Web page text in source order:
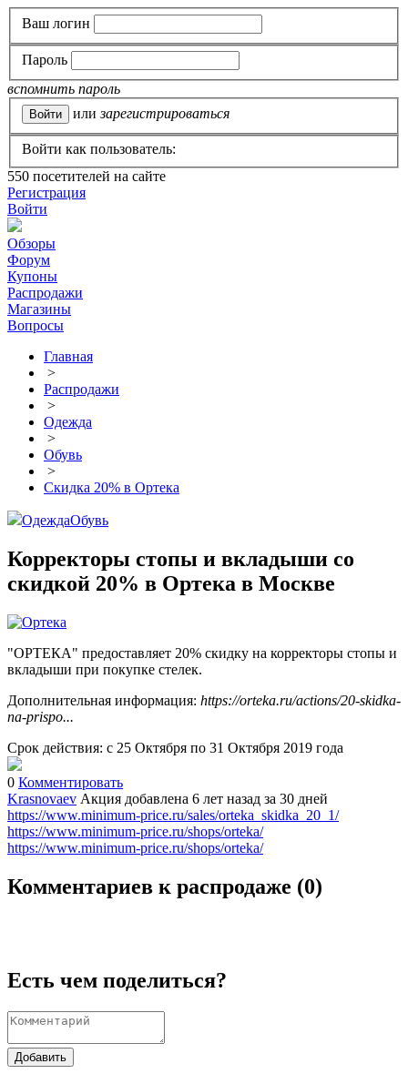
Ваш логин
Пароль
вспомнить пароль
или зарегистрироваться
Войти как пользователь:
550 посетителей на сайте
Регистрация
Войти
Обзоры
Форум
Купоны
Распродажи
Магазины
Вопросы
Главная
>
Распродажи
>
Одежда
>
Обувь
>
Скидка 20% в Ортека
ОдеждаОбувь
Корректоры стопы и вкладыши со
скидкой 20% в Ортека в Москве
"ОРТЕКА" предоставляет 20% скидку на корректоры стопы и
вкладыши при покупке стелек.
Дополнительная информация: https://orteka.ru/actions/20-skidka-
na-prispo...
Срок действия: с 25 Октября по 31 Октября 2019 года
0 Комментировать
Krasnovaev Акция добавлена 6 лет назад за 30 дней
https://www.minimum-price.ru/sales/orteka_skidka_20_1/
https://www.minimum-price.ru/shops/orteka/
https://www.minimum-price.ru/shops/orteka/
Комментариев к распродаже (0)
Есть чем поделиться?
Добавить